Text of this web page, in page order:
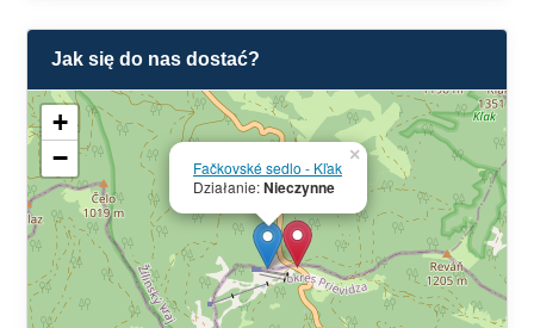
Jak się do nas dostać?
Fačkovské sedlo - Kľak
Działanie:Nieczynne
×
+
−